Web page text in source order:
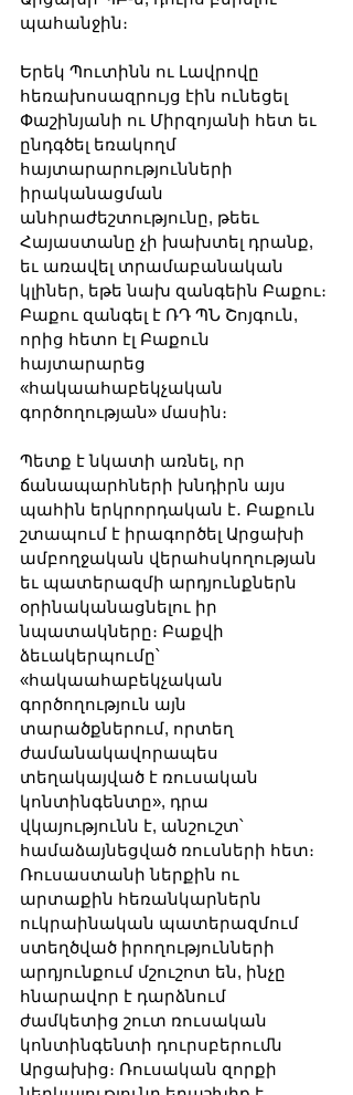
պահանջին։
Երեկ Պուտինն ու Լավրովը
հեռախոսազրույց էին ունեցել
Փաշինյանի ու Միրզոյանի հետ եւ
ընդգծել եռակողմ
հայտարարությունների
իրականացման
անհրաժեշտությունը, թեեւ
Հայաստանը չի խախտել դրանք,
եւ առավել տրամաբանական
կլիներ, եթե նախ զանգեին Բաքու։
Բաքու զանգել է ՌԴ ՊՆ Շոյգուն,
որից հետո էլ Բաքուն
հայտարարեց
«հակաահաբեկչական
գործողության» մասին։
Պետք է նկատի առնել, որ
ճանապարհների խնդիրն այս
պահին երկրորդական է․ Բաքուն
շտապում է իրագործել Արցախի
ամբողջական վերահսկողության
եւ պատերազմի արդյունքներն
օրինականացնելու իր
նպատակները։ Բաքվի
ձեւակերպումը՝
«հակաահաբեկչական
գործողություն այն
տարածքներում, որտեղ
ժամանակավորապես
տեղակայված է ռուսական
կոնտինգենտը», դրա
վկայությունն է, անշուշտ՝
համաձայնեցված ռուսների հետ։
Ռուսաստանի ներքին ու
արտաքին հեռանկարներն
ուկրաինական պատերազմում
ստեղծված իրողությունների
արդյունքում մշուշոտ են, ինչը
հնարավոր է դարձնում
ժամկետից շուտ ռուսական
կոնտինգենտի դուրսբերումն
Արցախից։ Ռուսական զորքի